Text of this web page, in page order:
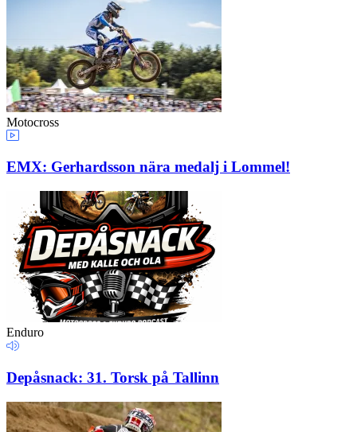
Motocross
EMX: Gerhardsson nära medalj i Lommel!
Enduro
Depåsnack: 31. Torsk på Tallinn